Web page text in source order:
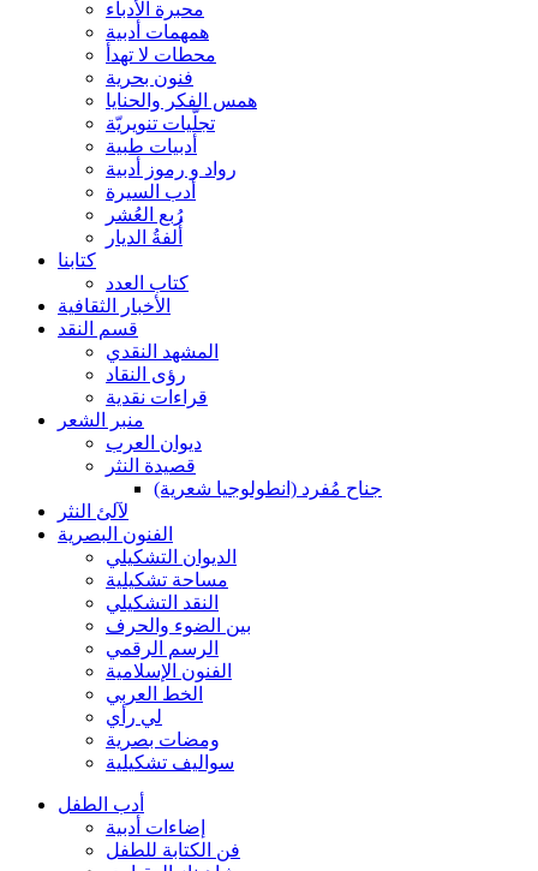
محبرة الأدباء
همهمات أدبية
محطات لا تهدأ
فنون بحرية
همس الفكر والحنايا
تجلّيات تنويريّة
أدبيات طبية
رواد و رموز أدبية
أدب السيرة
رُبع العُشر
أُلفةُ الديار
كتابنا
كتاب العدد
الأخبار الثقافية
قسم النقد
المشهد النقدي
رؤى النقاد
قراءات نقدية
منبر الشعر
ديوان العرب
قصيدة النثر
جناح مُفرد (انطولوجيا شعرية)
لآلئ النثر
الفنون البصرية
الديوان التشكيلي
مساحة تشكيلية
النقد التشكيلي
بين الضوء والحرف
الرسم الرقمي
الفنون الإسلامية
الخط العربي
لي رأي
ومضات بصرية
سواليف تشكيلية
أدب الطفل
إضاءات أدبية
فن الكتابة للطفل